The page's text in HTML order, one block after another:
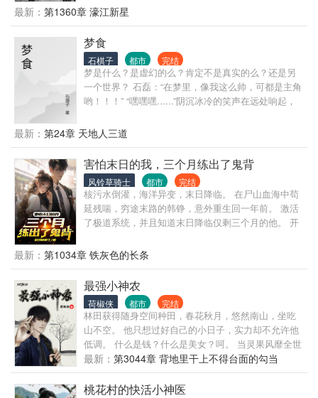
旬，故口述由我记录改编！ 由于特殊原因，本文中人
物均为化名。
最新： 第1360章 濠江新星
梦食
石棋子 都市 完结
梦是什么？是虚幻的么？肯定不是真实的么？还是另
一个世界？ 石磊：“在梦里，像我这么帅，可都是主角
哟！！！” “嘿嘿嘿......”阴沉冰冷的笑声在远处响起，
吧，嘿嘿嘿......嘎嘎嘎......”
最新： 第24章 天地人三道
害怕末日的我，三个月练出了鬼背
风铃草骑士 都市 完结
核污水倒灌，海洋异变，末日降临。 在尸山血海中苟
延残喘，穷途末路的韩铮，意外重生回一年前。 激活
了极道系统，并且知道末日降临仅剩三个月的他。 开
他脑袋出了问题。 一个月后，韩铮在网上宣布自己百
米速度已经突破了9秒，所有人都认为他是在哗众取
宠。 两个月后，韩铮发了个视频，单手硬拉800kg，
所有人都觉得他疯了，是在故意作假。 …… 三个月
后。 末日降临。 当看到这个赤裸上身，背后肌肉狰狞
如同鬼脸的年轻男子，为救一个小女孩，一拳打爆了
那三米高，无视子弹的龙虾怪物后，全网瞬间爆炸！
最新： 第1034章 铁灰色的长条
最强小神农
荷椒侠 都市 完结
林田获得随身空间种田，春花秋月，悠然南山，坐吃
山不空。 他只想过好自己的小日子，实力却不允许他
低调。 什么是钱？什么是美女？呵。 当灵果风靡全世
界，人人求之不得之时，灵果制造商躺在摇椅上悠然
撸猫，岁月静好。 然而，当危机降临到他在乎的人身
上，要战，便战！
最新： 第3044章 背地里干上不得台面的勾当
桃花村的快活小神医